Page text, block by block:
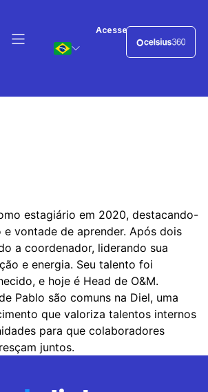
Acesse:
estagiário em 2020, destacando-
e vontade de aprender. Após dois
a coordenador, liderando sua
e energia. Seu talento foi
e hoje é Head de O&M.
Pablo são comuns na Diel, uma
que valoriza talentos internos
para que colaboradores
juntos.